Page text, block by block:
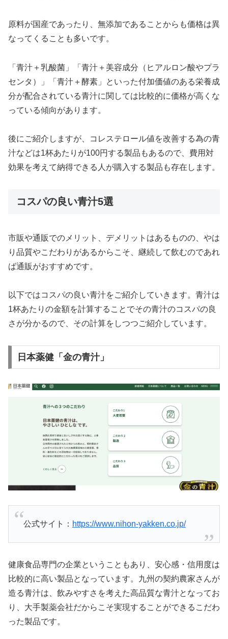
原料が国産であったり、無添加であることからも価格は異
なってくることも多いです。
「青汁＋乳酸菌」「青汁＋美容成分（ヒアルロン酸やプラ
センタ）」「青汁＋酵素」といった付加価値のある栄養成
分が配合されている青汁に関しては比較的に価格が高くな
っている傾向があります。
後にご紹介しますが、コレステロール値を改善する為の青
汁などは1杯あたりが100円する製品もあるので、費用対
効果を考えて納得できる人が購入する製品も存在します。
コスパの良い青汁5選
市販や通販でのメリット、デメリットはあるものの、やは
り品質やこだわりがあるからこそ、継続して飲むのであれ
ば通販がおすすめです。
以下ではコスパの良い青汁をご紹介していきます。青汁は
1杯あたりの金額を計算することでその青汁のコスパの良
さが分かるので、その計算をしつつご紹介しています。
日本薬健「金の青汁」
公式サイト： https://www.nihon-yakken.co.jp/
健康食品専門の企業ということもあり、安心感・信用度は
比較的に高い製品となっています。九州の契約農家さんが
造る青汁は、飲みやすさを考えた高品質な青汁となってお
り、大手製薬会社だからこそ実現することができるこだわ
った製品です。